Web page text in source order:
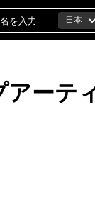
ーテ